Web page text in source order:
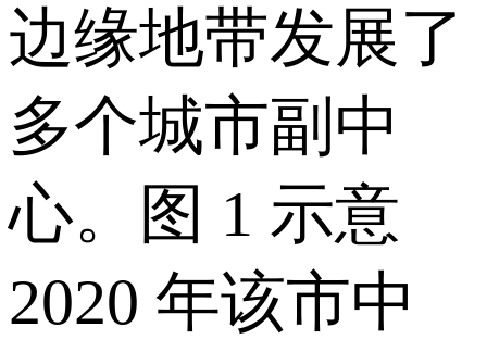
边缘地带发展了
多个城市副中
心。图 1 示意
2020 年该市中